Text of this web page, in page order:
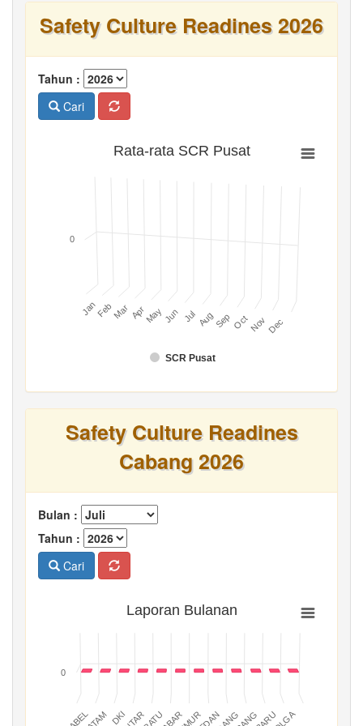
Safety Culture Readines 2026
Tahun :
Cari
Rata-rata SCR Pusat
SCR Pusat
JanFebMar AprMay Jun Jul AugSep OctNovDec
0
Safety Culture Readines
Cabang 2026
Bulan :
Tahun :
Cari
Laporan Bulanan
DKI
0